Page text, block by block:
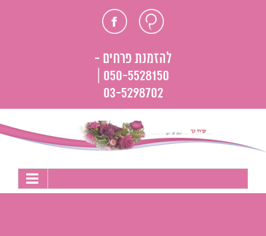
חוות פייסבוק
להזמנת פרחים -
050-5528150 |
03-5298702